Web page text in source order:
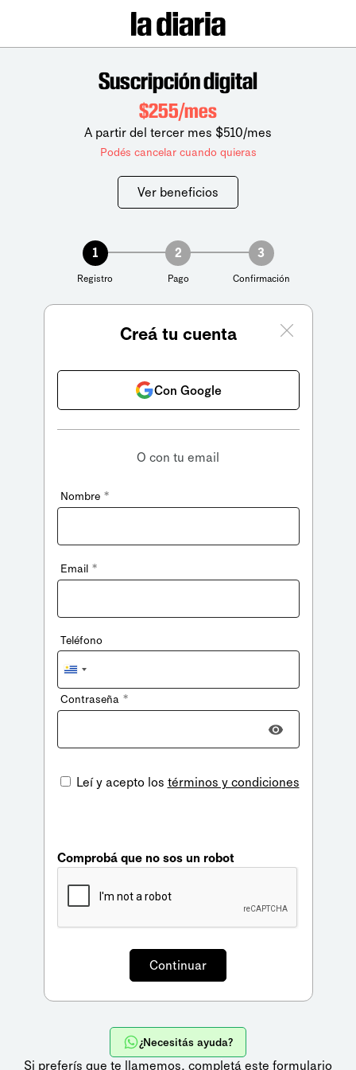
Suscripción digital
$255/mes
A partir del tercer mes $510/mes
Podés cancelar cuando quieras
Ver beneficios
1
Registro
2
Pago
3
Confirmación
Creá tu cuenta
Con Google
O con tu email
Nombre *
Email *
Teléfono
Uruguay
+598
Contraseña *
Leí y acepto los términos y condiciones
Comprobá que no sos un robot
¿Necesitás ayuda?
Si preferís que te llamemos, completá este formulario